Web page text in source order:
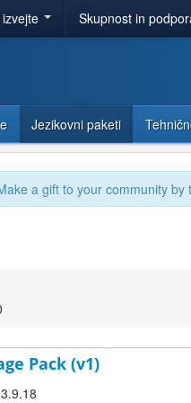
Skupnost in
Jezikovni paketi
a gift to your community by
Pack (v1)